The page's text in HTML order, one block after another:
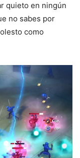
quieto en ningún
no sabes por
como